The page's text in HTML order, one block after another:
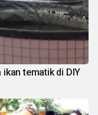
ikan tematik di DIY